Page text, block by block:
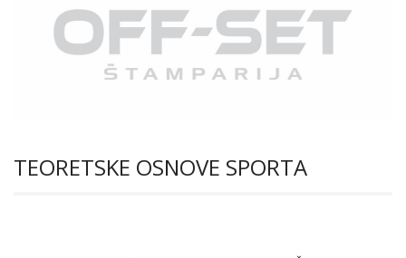
TEORETSKE OSNOVE SPORTA